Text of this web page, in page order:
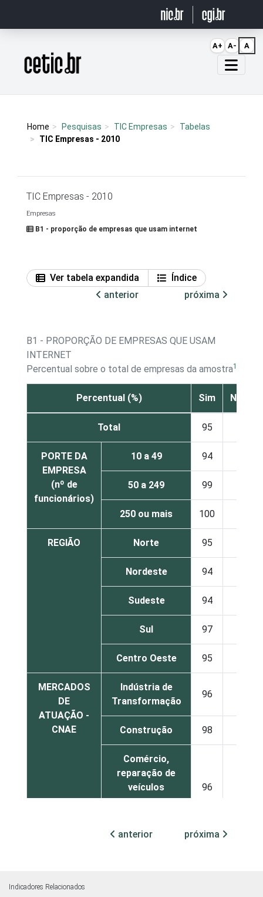
Página inicial
Home Pesquisas TIC Empresas
Tabelas
TIC Empresas - 2010
TIC Empresas - 2010
Empresas
B1 - proporção de empresas que usam internet
Ver tabela expandida
Índice
anterior
próxima
B1 - PROPORÇÃO DE EMPRESAS QUE USAM
INTERNET
Percentual sobre o total de empresas da amostra1
Percentual (%) Sim Não
Total 95
PORTE DA
EMPRESA
(nº de
funcionários)
10 a 49 94
50 a 249 99
250 ou mais 100
REGIÃO Norte 95
Nordeste 94
Sudeste 94
Sul 97
Centro Oeste 95
MERCADOS
DE
ATUAÇÃO -
CNAE
Indústria de
Transformação
96
Construção 98
Comércio,
reparação de
veículos
automotores e
96
anterior próxima
Indicadores Relacionados
A+ A- A